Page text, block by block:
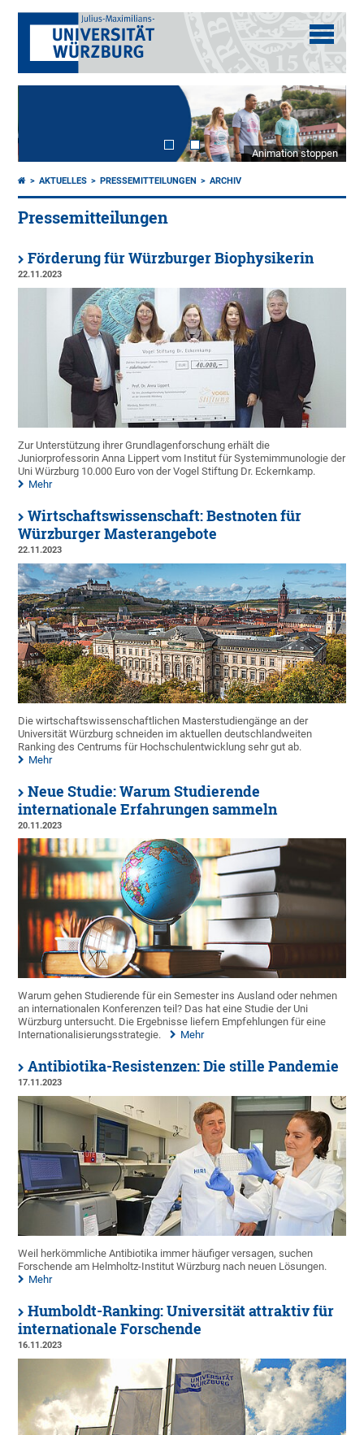
Animation stoppen
AKTUELLES PRESSEMITTEILUNGEN ARCHIV
Pressemitteilungen
Förderung für Würzburger Biophysikerin
22.11.2023
Zur Unterstützung ihrer Grundlagenforschung erhält die
Juniorprofessorin Anna Lippert vom Institut für Systemimmunologie der
Uni Würzburg 10.000 Euro von der Vogel Stiftung Dr. Eckernkamp.
Mehr
Wirtschaftswissenschaft: Bestnoten für
Würzburger Masterangebote
22.11.2023
Die wirtschaftswissenschaftlichen Masterstudiengänge an der
Universität Würzburg schneiden im aktuellen deutschlandweiten
Ranking des Centrums für Hochschulentwicklung sehr gut ab.
Mehr
Neue Studie: Warum Studierende
internationale Erfahrungen sammeln
20.11.2023
Warum gehen Studierende für ein Semester ins Ausland oder nehmen
an internationalen Konferenzen teil? Das hat eine Studie der Uni
Würzburg untersucht. Die Ergebnisse liefern Empfehlungen für eine
Internationalisierungsstrategie.
Mehr
Antibiotika-Resistenzen: Die stille Pandemie
17.11.2023
Weil herkömmliche Antibiotika immer häufiger versagen, suchen
Forschende am Helmholtz-Institut Würzburg nach neuen Lösungen.
Mehr
Humboldt-Ranking: Universität attraktiv für
internationale Forschende
16.11.2023